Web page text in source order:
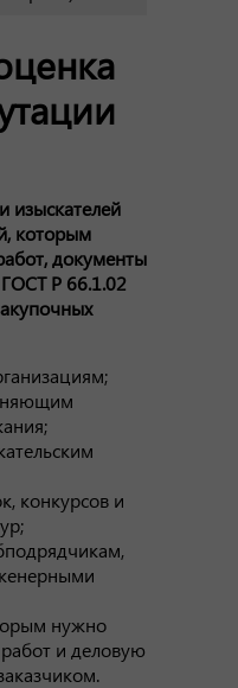
изыскателей
которым
документы
Р 66.1.02
конкурсов и
нужно
и деловую